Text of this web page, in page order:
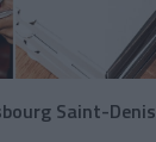
Saint-Denis